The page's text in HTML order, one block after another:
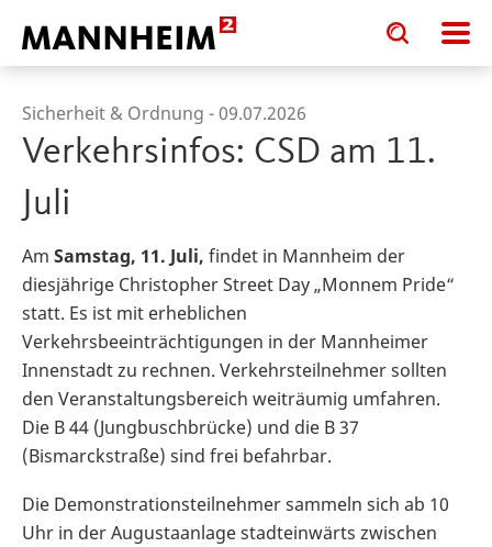
Toggle
search
input
Toggle
search
input
Sicherheit & Ordnung -09.07.2026
Verkehrsinfos: CSD am 11.
Juli
Am Samstag, 11. Juli, findet in Mannheim der
diesjährige Christopher Street Day „Monnem Pride“
statt. Es ist mit erheblichen
Verkehrsbeeinträchtigungen in der Mannheimer
Innenstadt zu rechnen. Verkehrsteilnehmer sollten
den Veranstaltungsbereich weiträumig umfahren.
Die B 44 (Jungbuschbrücke) und die B 37
(Bismarckstraße) sind frei befahrbar.
Die Demonstrationsteilnehmer sammeln sich ab 10
Uhr in der Augustaanlage stadteinwärts zwischen